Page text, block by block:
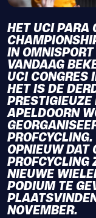
HET UCI PARA
IN
VANDAAG
UCI CONGRES
HET IS DE
APELDOORN
OPNIEUW DAT
PROFCYCLING
NIEUWE
PODIUM TE
NOVEMBER.